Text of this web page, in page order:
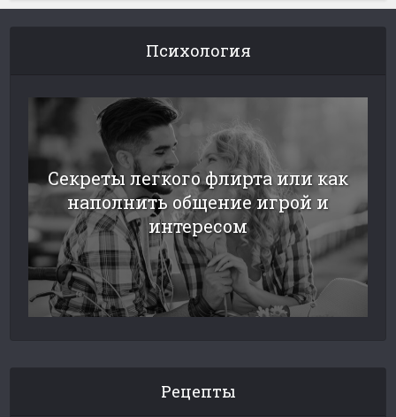
Психология
Секреты легкого флирта или как
наполнить общение игрой и
интересом
Рецепты